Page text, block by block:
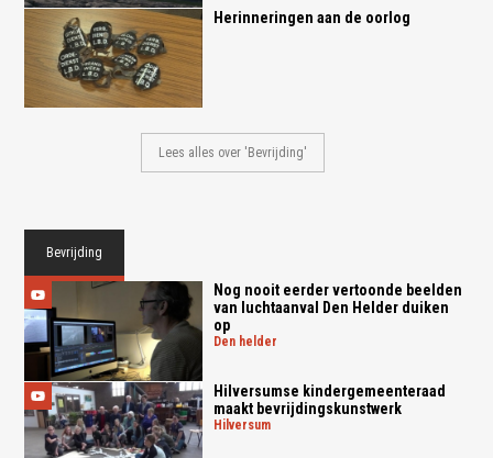
Herinneringen aan de oorlog
Lees alles over 'Bevrijding'
Bevrijding
Nog nooit eerder vertoonde beelden
van luchtaanval Den Helder duiken
op
den helder
Hilversumse kindergemeenteraad
maakt bevrijdingskunstwerk
hilversum